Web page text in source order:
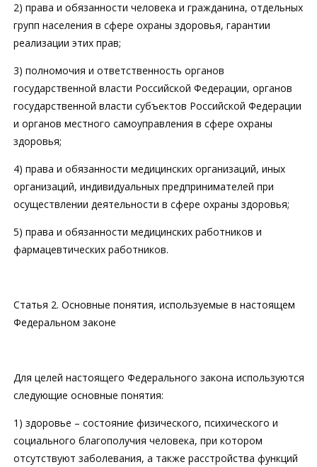
2) права и обязанности человека и гражданина, отдельных
групп населения в сфере охраны здоровья, гарантии
реализации этих прав;
3) полномочия и ответственность органов
государственной власти Российской Федерации, органов
государственной власти субъектов Российской Федерации
и органов местного самоуправления в сфере охраны
здоровья;
4) права и обязанности медицинских организаций, иных
организаций, индивидуальных предпринимателей при
осуществлении деятельности в сфере охраны здоровья;
5) права и обязанности медицинских работников и
фармацевтических работников.
Статья 2. Основные понятия, используемые в настоящем
Федеральном законе
Для целей настоящего Федерального закона используются
следующие основные понятия:
1) здоровье – состояние физического, психического и
социального благополучия человека, при котором
отсутствуют заболевания, а также расстройства функций